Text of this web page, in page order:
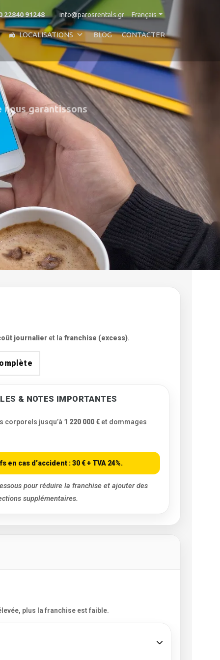
Français
info@parosrentals.gr
22840 91248
LOCALISATIONS BLOG CONTACTER
garantissons
journalieret la franchise (excess).
& NOTES IMPORTANTES
corporels jusqu’à 1 220 000 € et dommages
en cas d’accident :30 € + TVA 24%.
pour réduire la franchise et ajouter des
supplémentaires.
plus la franchise est faible.